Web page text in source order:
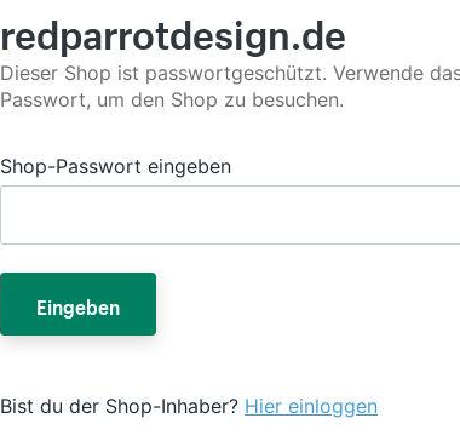
redparrotdesign.de
Dieser Shop ist passwortgeschützt. Verwende
Passwort, um den Shop zu besuchen.
Shop-Passwort eingeben
Eingeben
Bist du der Shop-Inhaber? Hier einloggen